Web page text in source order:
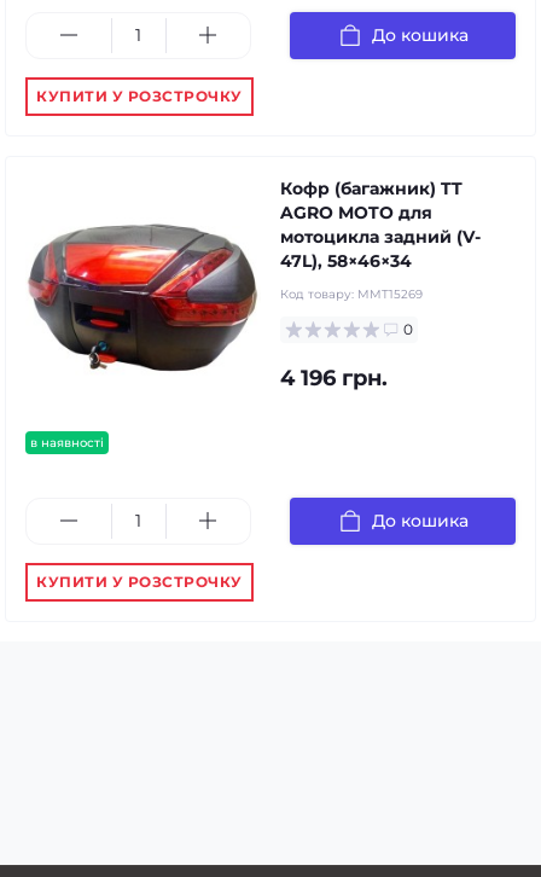
До кошика
КУПИТИ У РОЗСТРОЧКУ
в наявності
Кофр (багажник) TT
AGRO MOTO для
мотоцикла задний (V-
47L), 58×46×34
Код товару: MMT15269
0
4 196 грн.
До кошика
КУПИТИ У РОЗСТРОЧКУ